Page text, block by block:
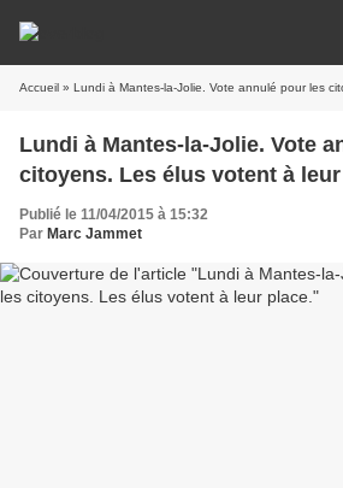
Accueil » Lundi à Mantes-la-Jolie. Vote annulé pour les
Lundi à Mantes-la-Jolie. Vote
citoyens. Les élus votent à
Publié le 11/04/2015 à 15:32
Par Marc Jammet